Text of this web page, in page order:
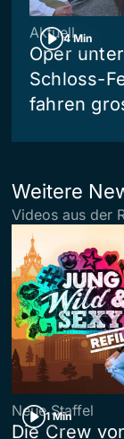
4 Min
Aktuell
Oper
Schloss-
fahren
Weitere
Videos aus der
1 Min
Neue Staffel
Die Crew